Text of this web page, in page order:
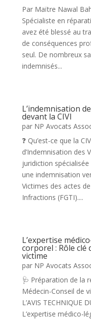
Par Maïtre Nawal
Spécialiste en
avez été blessé au
de conséquences
seul. De nombreux
indemnisés...
L’indemnisation
devant la CIVI
par NP Avocats
❓ Qu’est-ce que la
d’Indemnisation des
juridiction
une indemnisation
Victimes des actes
Infractions (FGTI)....
L’expertise
corporel : Rôle clé
victime
par NP Avocats
🩺 Préparation de la
Médecin-Conseil de
L’AVIS TECHNIQUE
L’expertise médico-